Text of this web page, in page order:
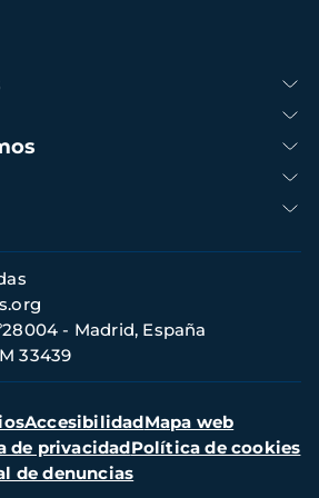
- Madrid, España
33439
AccesibilidadMapa web
de privacidadPolítica de cookies
de denuncias